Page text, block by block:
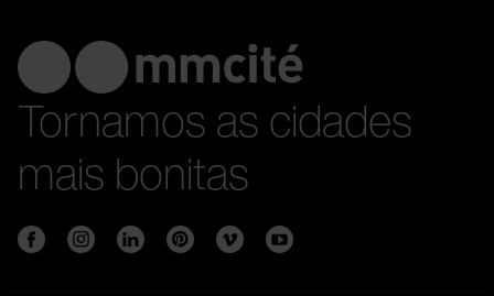
Tornamos as cidades
mais bonitas